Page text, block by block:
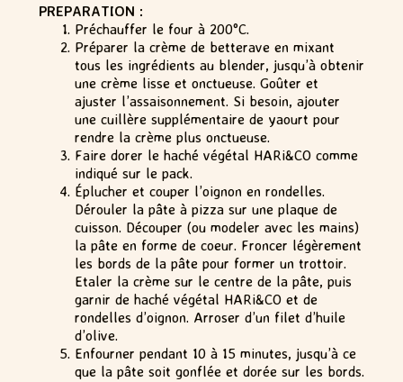
PREPARATION :
Préchauffer le four à 200°C.
Préparer la crème de betterave en mixant
tous les ingrédients au blender, jusqu’à obtenir
une crème lisse et onctueuse. Goûter et
ajuster l’assaisonnement. Si besoin, ajouter
une cuillère supplémentaire de yaourt pour
rendre la crème plus onctueuse.
Faire dorer le haché végétal HARi&CO comme
indiqué sur le pack.
Éplucher et couper l’oignon en rondelles.
Dérouler la pâte à pizza sur une plaque de
cuisson. Découper (ou modeler avec les mains)
la pâte en forme de coeur. Froncer légèrement
les bords de la pâte pour former un trottoir.
Etaler la crème sur le centre de la pâte, puis
garnir de haché végétal HARi&CO et de
rondelles d’oignon. Arroser d’un filet d’huile
d’olive.
Enfourner pendant 10 à 15 minutes, jusqu’à ce
que la pâte soit gonflée et dorée sur les bords.